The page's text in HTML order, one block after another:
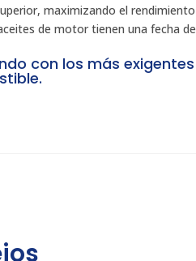
maximizando el rendimiento
de motor tienen una fecha de
con los más exigentes